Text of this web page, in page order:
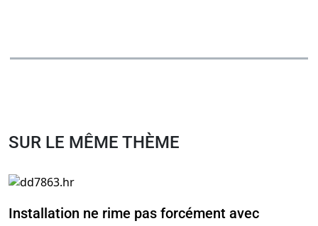
SUR LE MÊME THÈME
Installation ne rime pas forcément avec